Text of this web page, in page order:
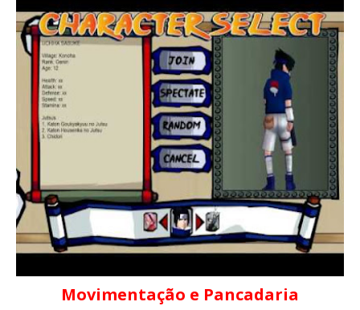
Movimentação e Pancadaria